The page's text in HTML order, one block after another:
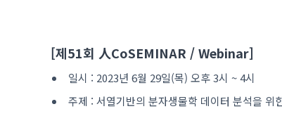
[제51회 人CoSEMINAR / Webinar]
일시 : 2023년 6월 29일(목) 오후 3시 ~ 4시
주제 : 서열기반의 분자생물학 데이터 분석을